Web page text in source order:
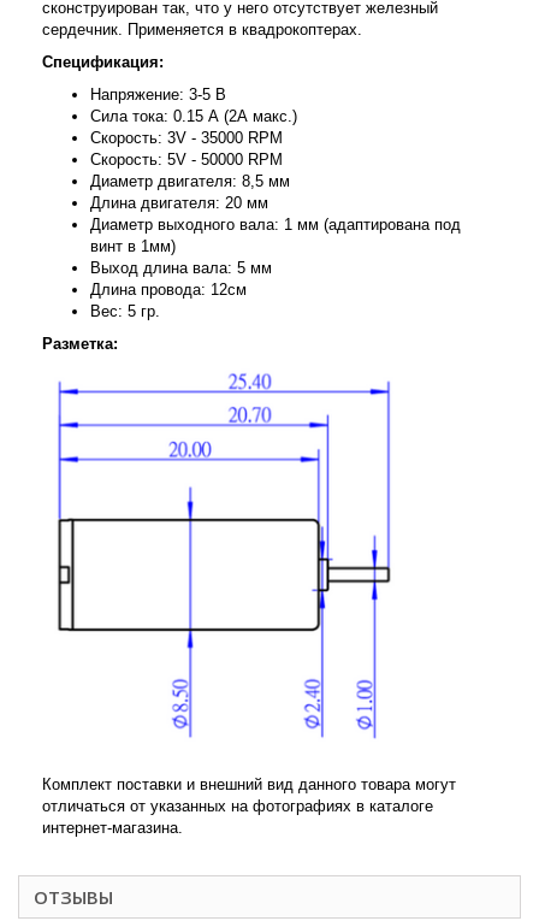
сконструирован так, что у него отсутствует железный
сердечник. Применяется в квадрокоптерах.
Спецификация:
Напряжение: 3-5 В
Сила тока: 0.15 А (2А макс.)
Скорость: 3V - 35000 RPM
Скорость: 5V - 50000 RPM
Диаметр двигателя: 8,5 мм
Длина двигателя: 20 мм
Диаметр выходного вала: 1 мм (адаптирована под
винт в 1мм)
Выход длина вала: 5 мм
Длина провода: 12см
Вес: 5 гр.
Разметка:
Комплект поставки и внешний вид данного товара могут
отличаться от указанных на фотографиях в каталоге
интернет-магазина.
ОТЗЫВЫ